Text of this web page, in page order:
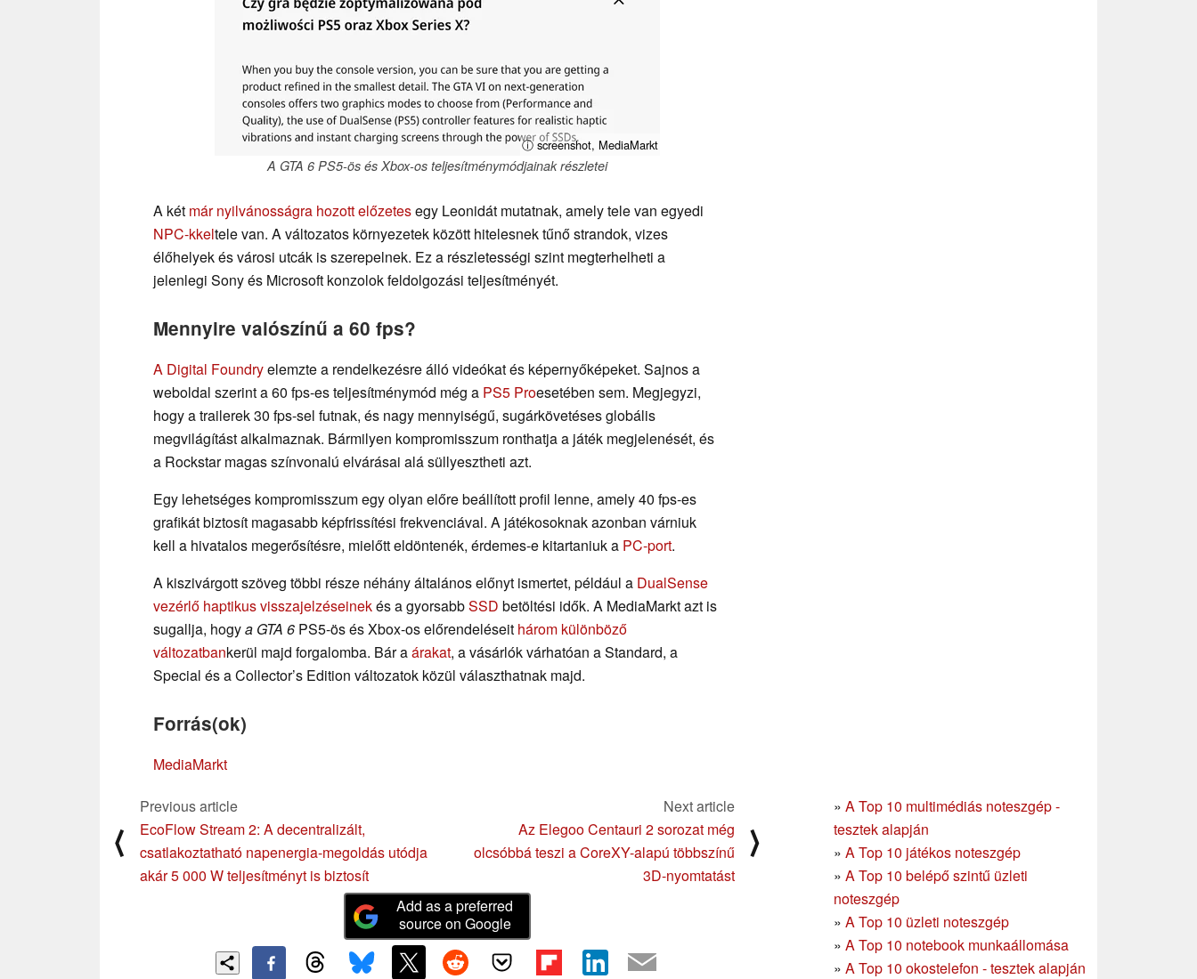
ⓘ screenshot, MediaMarkt
A GTA 6 PS5-ös és Xbox-os teljesítménymódjainak részletei
A két már nyilvánosságra hozott előzetesegy Leonidát mutatnak, amely tele van egyedi
NPC-kkeltele van. A változatos környezetek között hitelesnek tűnő strandok, vizes
élőhelyek és városi utcák is szerepelnek. Ez a részletességi szint megterhelheti a
jelenlegi Sony és Microsoft konzolok feldolgozási teljesítményét.
Mennyire valószínű a 60 fps?
A Digital Foundryelemzte a rendelkezésre álló videókat és képernyőképeket. Sajnos a
weboldal szerint a 60 fps-es teljesítménymód még a PS5 Proesetében sem. Megjegyzi,
hogy a trailerek 30 fps-sel futnak, és nagy mennyiségű, sugárkövetéses globális
megvilágítást alkalmaznak. Bármilyen kompromisszum ronthatja a játék megjelenését, és
a Rockstar magas színvonalú elvárásai alá süllyesztheti azt.
Egy lehetséges kompromisszum egy olyan előre beállított profil lenne, amely 40 fps-es
grafikát biztosít magasabb képfrissítési frekvenciával. A játékosoknak azonban várniuk
kell a hivatalos megerősítésre, mielőtt eldöntenék, érdemes-e kitartaniuk a PC-port.
A kiszivárgott szöveg többi része néhány általános előnyt ismertet, például a DualSense
vezérlő haptikus visszajelzéseinekés a gyorsabbSSD betöltési idők. A MediaMarkt azt is
sugallja, hogya GTA 6 PS5-ös és Xbox-os előrendeléseit három különböző
változatbankerül majd forgalomba. Bár aárakat, a vásárlók várhatóan a Standard, a
Special és a Collector’s Edition változatok közül választhatnak majd.
Forrás(ok)
MediaMarkt
» A Top 10 multimédiás noteszgép -
tesztek alapján
» A Top 10 játékos noteszgép
» A Top 10 belépő szintű üzleti
noteszgép
» A Top 10 üzleti noteszgép
» A Top 10 notebook munkaállomása
» A Top 10 okostelefon - tesztek alapján
⟨
Previous article
EcoFlow Stream 2: A decentralizált,
csatlakoztatható napenergia-megoldás utódja
akár 5 000 W teljesítményt is biztosít
Next article
Az Elegoo Centauri 2 sorozat még
olcsóbbá teszi a CoreXY-alapú többszínű
3D-nyomtatást
⟩
Add as a preferred
source on Google